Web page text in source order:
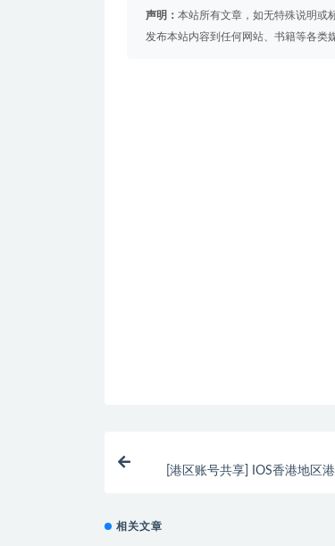
声明： 本站所有文章，如无特殊说明或
发布本站内容到任何网站、书籍等各类
[港区账号共享] IOS香港地区
相关文章